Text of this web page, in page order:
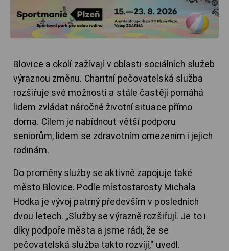
Blovice a okolí zažívají v oblasti sociálních služeb
výraznou změnu. Charitní pečovatelská služba
rozšiřuje své možnosti a stále častěji pomáhá
lidem zvládat náročné životní situace přímo
doma. Cílem je nabídnout větší podporu
seniorům, lidem se zdravotním omezením i jejich
rodinám.
Do proměny služby se aktivně zapojuje také
město Blovice. Podle místostarosty Michala
Hodka je vývoj patrný především v posledních
dvou letech. „Služby se výrazně rozšiřují. Je to i
díky podpoře města a jsme rádi, že se
pečovatelská služba takto rozvíjí,“ uvedl.